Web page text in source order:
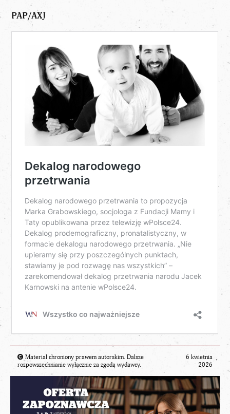
PAP/AXJ
Materiał chroniony prawem autorskim. Dalsze
rozpowszechnianie wyłącznie za zgodą wydawcy.
6 kwietnia
2026